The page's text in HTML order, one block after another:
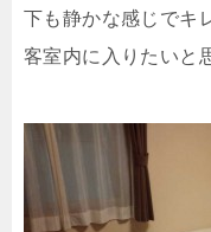
下も静かな感じでキ
客室内に入りたいと